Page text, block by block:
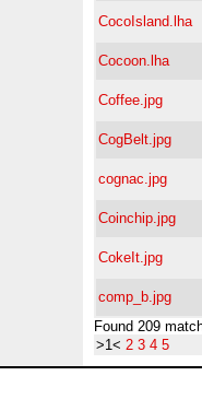
CocoIsland.lha
Cocoon.lha
Coffee.jpg
CogBelt.jpg
cognac.jpg
Coinchip.jpg
CokeIt.jpg
comp_b.jpg
Found 209
>1< 2 3 4 5